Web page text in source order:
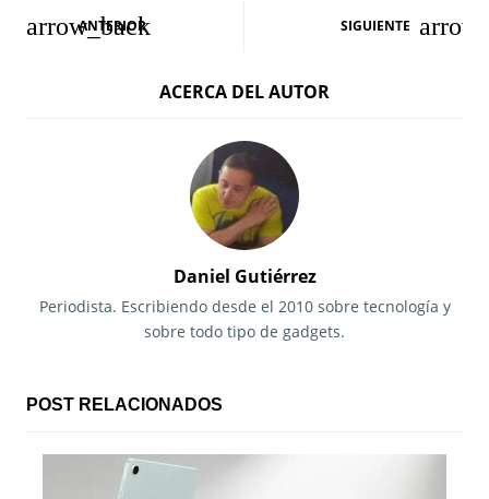
N
n
ANTERIOR SIGUIENTE
ACERCA DEL AUTOR
Daniel Gutiérrez
Periodista. Escribiendo desde el 2010 sobre tecnología y
sobre todo tipo de gadgets.
POST RELACIONADOS